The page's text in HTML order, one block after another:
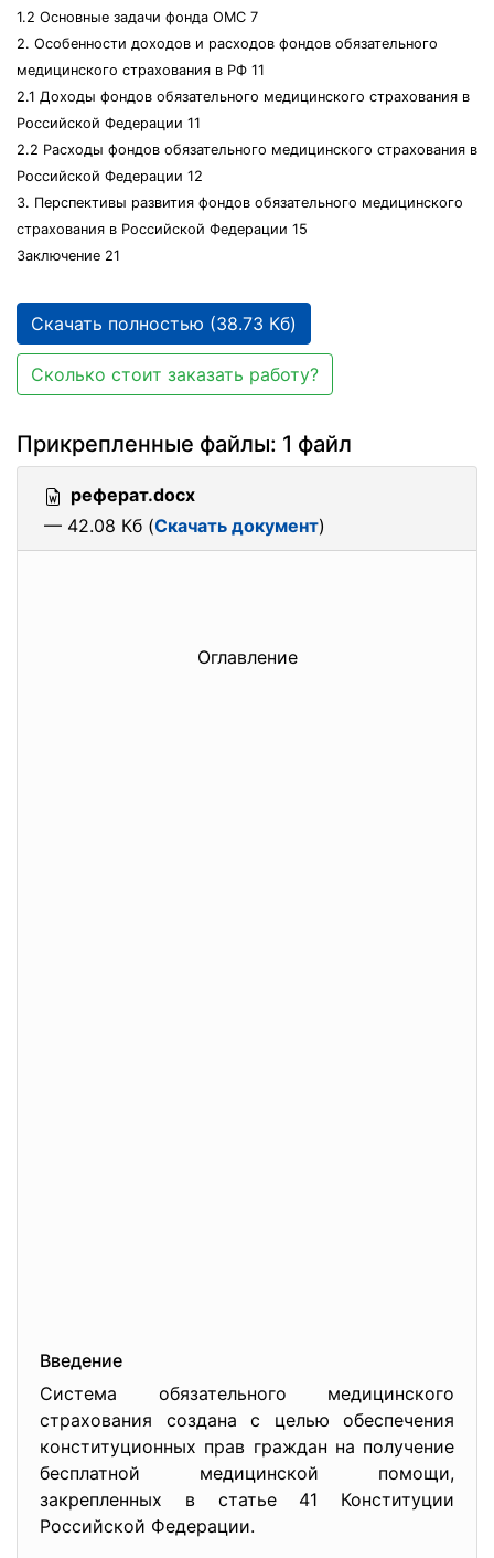
1.2 Основные задачи фонда ОМС 7
2. Особенности доходов и расходов фондов обязательного
медицинского страхования в РФ 11
2.1 Доходы фондов обязательного медицинского страхования в
Российской Федерации 11
2.2 Расходы фондов обязательного медицинского страхования в
Российской Федерации 12
3. Перспективы развития фондов обязательного медицинского
страхования в Российской Федерации 15
Заключение 21
Скачать полностью (38.73 Кб)
Сколько стоит заказать работу?
Прикрепленные файлы: 1 файл
реферат.docx
— 42.08 Кб (Скачать документ)
Оглавление
Введение
Система обязательного медицинского
страхования создана с целью обеспечения
конституционных прав граждан на получение
бесплатной медицинской помощи,
закрепленных в статье 41 Конституции
Российской Федерации.